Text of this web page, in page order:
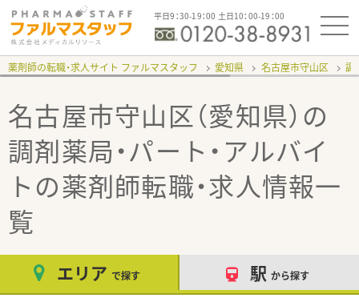
平日9：30-19：00 土日10：00-19：00
薬剤師の転職・求人サイト ファルマスタッフ 愛知県 名古屋市守山区 調
名古屋市守山区（愛知県）の
調剤薬局・パート・アルバイ
トの薬剤師転職・求人情報一
覧
エリア で探す 駅 から探す